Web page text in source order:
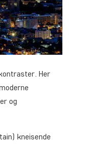
Her
og
kneisende